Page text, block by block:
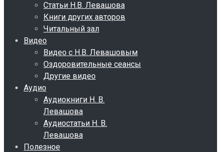
Статьи Н.В. Левашова
Книги других авторов
Читальный зал
Видео
Видео с Н.В. Левашовым
Оздоровительные сеансы
Другие видео
Аудио
Аудиокниги Н. В.
Левашова
Аудиостатьи Н. В.
Левашова
Полезное